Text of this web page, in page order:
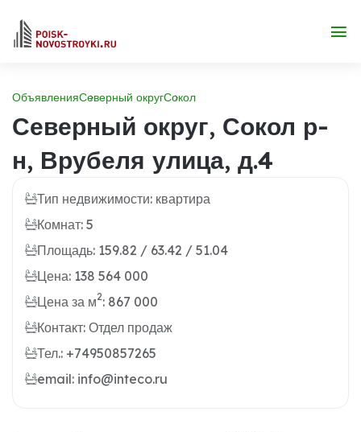
ОбъявленияСеверный округСокол
Северный округ, Сокол р-
н, Врубеля улица, д.4
Тип недвижимости: квартира
Комнат: 5
Площадь: 159.82 / 63.42 / 51.04
Цена: 138 564 000
Цена за м2: 867 000
Контакт: Отдел продаж
Тел.: +74950857265
email: info@inteco.ru